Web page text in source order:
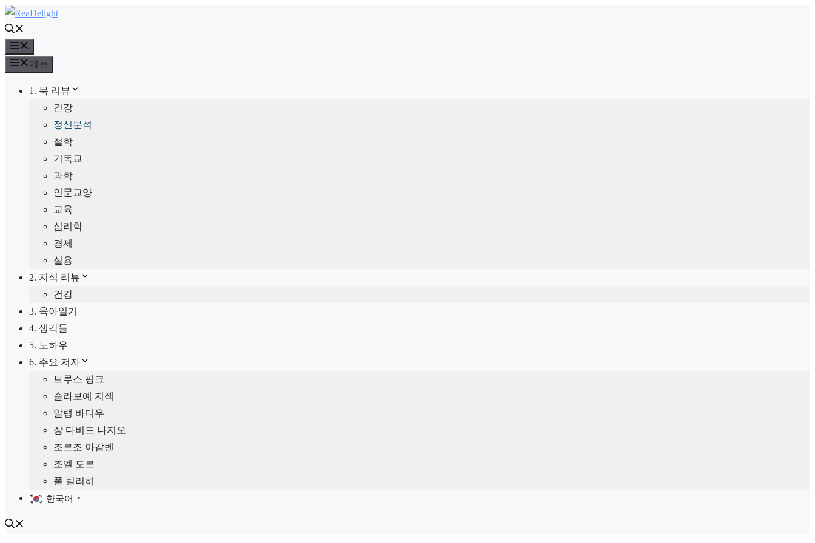
컨
텐
츠
로
뉴
메뉴
1. 북 리뷰
건강
정신분석
철학
기독교
과학
인문교양
교육
심리학
경제
실용
2. 지식 리뷰
건강
3. 육아일기
4. 생각들
5. 노하우
6. 주요 저자
브루스 핑크
슬라보예 지젝
알랭 바디우
장 다비드 나지오
조르조 아감벤
조엘 도르
폴 틸리히
한국어 ▼